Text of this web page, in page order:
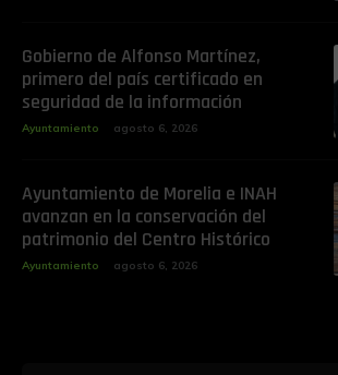
Gobierno de Alfonso Martínez,
primero del país certificado en
seguridad de la información
Ayuntamiento agosto 6, 2026
Ayuntamiento de Morelia e INAH
avanzan en la conservación del
patrimonio del Centro Histórico
Ayuntamiento agosto 6, 2026